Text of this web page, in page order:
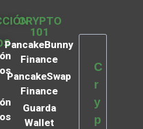
CRYPTO
101
PancakeBunny
Finance
PancakeSwap
Finance
Guarda
Wallet
C
r
y
p